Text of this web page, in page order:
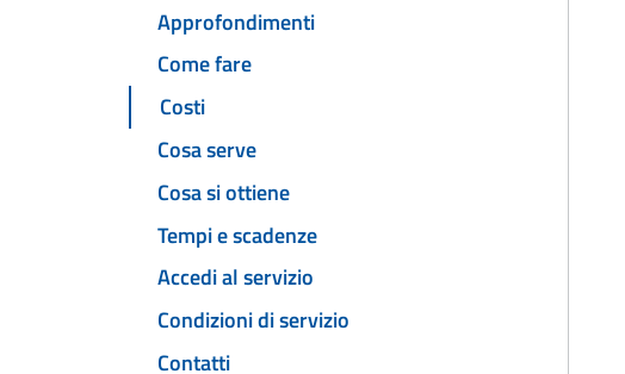
Approfondimenti
Come fare
Costi
Cosa serve
Cosa si ottiene
Tempi e scadenze
Accedi al servizio
Condizioni di servizio
Contatti